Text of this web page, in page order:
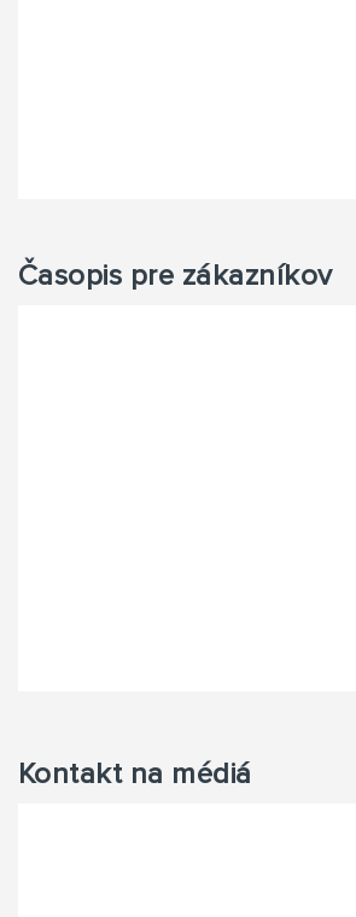
Časopis pre zákazníkov
Kontakt na médiá